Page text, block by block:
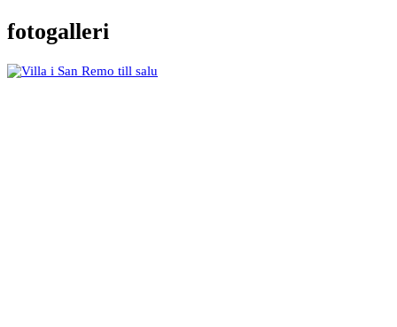
fotogalleri